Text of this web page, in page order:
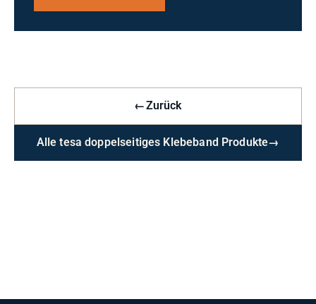
←Zurück
Alle tesa doppelseitiges Klebeband Produkte→